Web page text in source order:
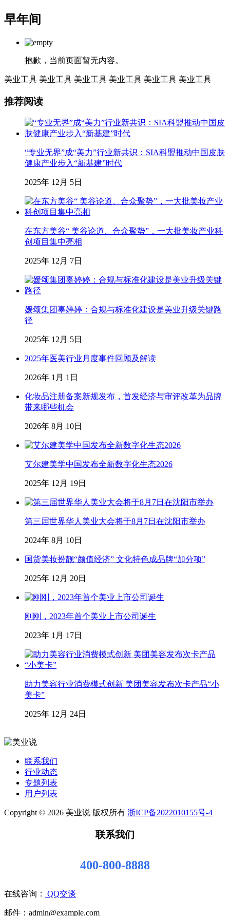
早年间
抱歉，当前页面暂无内容。
美业工具 美业工具 美业工具 美业工具 美业工具 美业工具
推荐阅读
“专业无界”成“美力”行业新共识：SIA科盟推动中国皮肤
健康产业步入“新基建”时代
2025年 12月 5日
在东方美谷“ 美谷论道、合众聚势”，一大批美妆产业科
创项目集中亮相
2025年 12月 7日
媛颂集团辜婷婷：合规与标准化建设是美业升级关键路
径
2025年 12月 5日
2025年医美行业月度事件回顾及解读
2026年 1月 1日
化妆品注册备案新规发布，首发经济与审评改革为品牌
带来哪些机会
2026年 8月 10日
艾尔建美学中国发布全新数字化生态2026
2025年 12月 19日
第三届世界华人美业大会将于8月7日在沈阳市举办
2024年 8月 10日
国货美妆扮靓“颜值经济” 文化特色成品牌“加分项”
2025年 12月 20日
刚刚，2023年首个美业上市公司诞生
2023年 1月 17日
助力美容行业消费模式创新 美团美容发布次卡产品“小
美卡”
2025年 12月 24日
联系我们
行业动态
专题列表
用户列表
Copyright © 2026 美业说 版权所有 浙ICP备2022010155号-4
联系我们
400-800-8888
在线咨询： QQ交谈
邮件：admin@example.com